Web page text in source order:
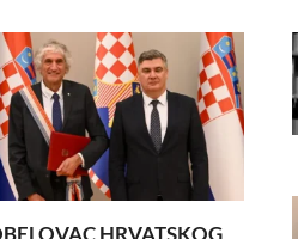
HRVATSKOG